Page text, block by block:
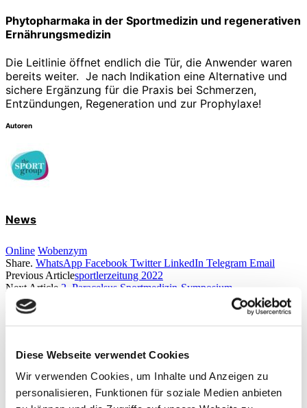
Diese Webseite verwendet Cookies
Wir verwenden Cookies, um Inhalte und Anzeigen zu
personalisieren, Funktionen für soziale Medien anbieten
Phytopharmaka in der Sportmedizin und regenerativen
Ernährungsmedizin
Die Leitlinie öffnet endlich die Tür, die Anwender waren
bereits weiter. Je nach Indikation eine Alternative und
sichere Ergänzung für die Praxis bei Schmerzen,
Entzündungen, Regeneration und zur Prophylaxe!
Autoren
News
Online Wobenzym
Share. WhatsApp Facebook Twitter LinkedIn Telegram Email
Previous Articlesportlerzeitung 2022
Next Article 2. Paracelsus Sportmedizin-Symposium
Weitere Artikel aus dieser
THERAPIE
Moderne Knieendoprothetik